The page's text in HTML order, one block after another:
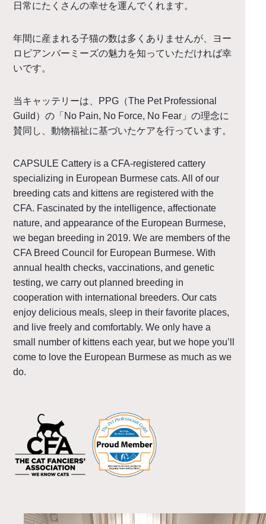
日常にたくさんの幸せを運んでくれます。
年間に産まれる子猫の数は多くありませんが、
ヨー
ロピアンバーミーズの魅力を知っていただければ幸
いです。
当キャッテリーは、PPG（The Pet Professional
Guild）の「No Pain, No Force, No Fear」の理念に
賛同し、動物福祉に基づいたケアを行っています。
CAPSULE Cattery is a CFA-registered cattery
specializing in European Burmese cats. All of our
breeding cats and kittens are registered with the
CFA. Fascinated by the intelligence, affectionate
nature, and appearance of the European Burmese,
we began breeding in 2019. We are members of the
CFA Breed Council for European Burmese. With
annual health checks, vaccinations, and genetic
testing, we carry out planned breeding in
cooperation with international breeders. Our cats
enjoy delicious meals, sleep in their favorite places,
and live freely and comfortably. We only have a
small number of kittens each year, but we hope you’ll
come to love the European Burmese as much as we
do.